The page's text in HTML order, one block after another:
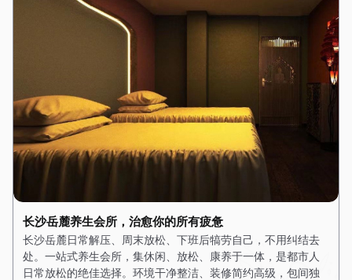
长沙岳麓养生会所，治愈你的所有疲惫
长沙岳麓日常解压、周末放松、下班后犒劳自己，不用纠结去
处。一站式养生会所，集休闲、放松、康养于一体，是都市人
日常放松的绝佳选择。环境干净整洁、装修简约高级，包间独